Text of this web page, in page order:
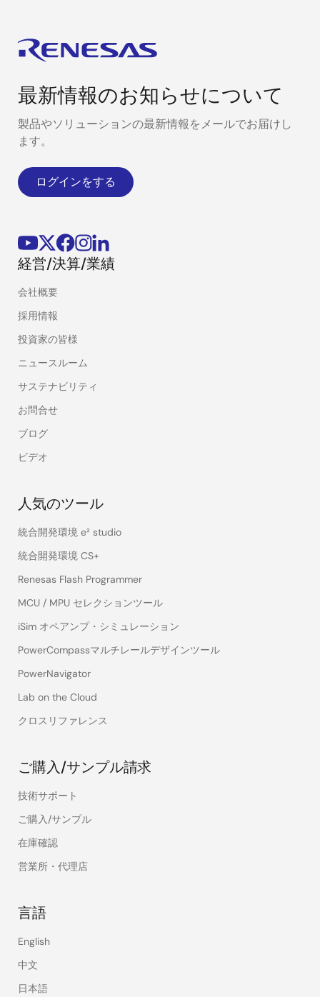
最新情報のお知らせについて
製品やソリューションの最新情報をメールでお届けし
ます。
ログインをする
経営/決算/業績
会社概要
採用情報
投資家の皆様
ニュースルーム
サステナビリティ
お問合せ
ブログ
ビデオ
人気のツール
統合開発環境 e² studio
統合開発環境 CS+
Renesas Flash Programmer
MCU / MPU セレクションツール
iSim オペアンプ・シミュレーション
PowerCompassマルチレールデザインツール
PowerNavigator
Lab on the Cloud
クロスリファレンス
ご購入/サンプル請求
技術サポート
ご購入/サンプル
在庫確認
営業所・代理店
言語
English
中文
日本語